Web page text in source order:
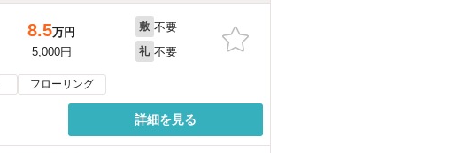
8.5万円
5,000円
敷 不要
礼 不要
フローリング
詳細を見る